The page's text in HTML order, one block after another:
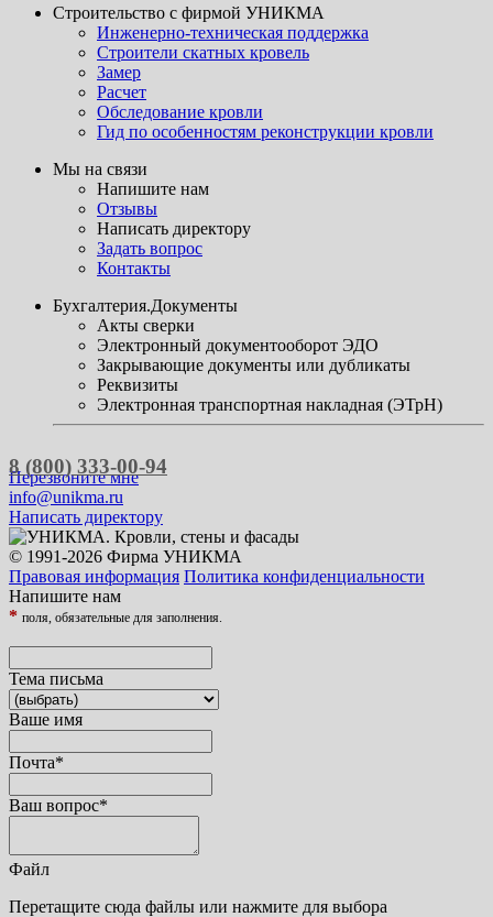
Строительство с фирмой УНИКМА
Инженерно-техническая поддержка
Строители скатных кровель
Замер
Расчет
Обследование кровли
Гид по особенностям реконструкции кровли
Мы на связи
Напишите нам
Отзывы
Написать директору
Задать вопрос
Контакты
Бухгалтерия.Документы
Акты сверки
Электронный документооборот ЭДО
Закрывающие документы или дубликаты
Реквизиты
Электронная транспортная накладная (ЭТрН)
8 (800) 333-00-94
Перезвоните мне
info@unikma.ru
Написать директору
© 1991-2026 Фирма УНИКМА
Правовая информация Политика конфиденциальности
Напишите нам
* поля, обязательные для заполнения.
Тема письма
Ваше имя
Почта*
Ваш вопрос*
Файл
Перетащите сюда файлы или нажмите для выбора